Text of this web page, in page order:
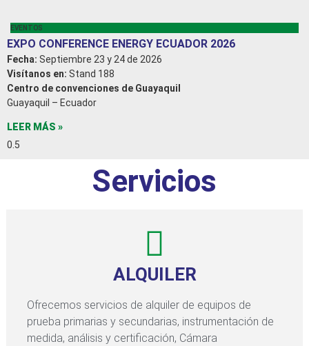
EVENTOS
EXPO CONFERENCE ENERGY ECUADOR 2026
Fecha: Septiembre 23 y 24 de 2026
Visítanos en: Stand 188
Centro de convenciones de Guayaquil
Guayaquil – Ecuador
LEER MÁS »
Servicios
ALQUILER
Ofrecemos servicios de alquiler de equipos de
prueba primarias y secundarias, instrumentación de
medida, análisis y certificación, Cámara